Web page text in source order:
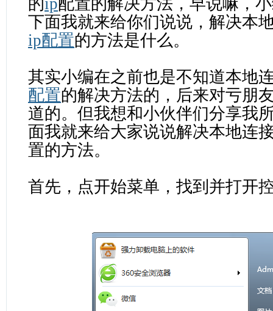
的ip配置的解决方法，早说嘛，
下面我就来给你们说说，解决本
ip配置的方法是什么。
其实小编在之前也是不知道本地
配置的解决方法的，后来对亏朋
道的。但我想和小伙伴们分享我
面我就来给大家说说解决本地连
置的方法。
首先，点开始菜单，找到并打开